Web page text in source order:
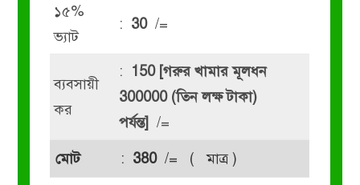
১৫%
ভ্যাট
: 30/=
ব্যবসায়ী
কর
: 150 [গরুর খামার মূলধন
300000 (তিন লক্ষ টাকা)
পর্যন্ত] /=
মোট : 380/= ( মাত্র )